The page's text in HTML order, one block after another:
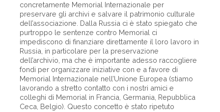
concretamente Memorial Internazionale per
preservare gli archivi e salvare il patrimonio culturale
dell’associazione. Dalla Russia ci è stato spiegato che
purtroppo le sentenze contro Memorial ci
impediscono di finanziare direttamente il loro lavoro in
Russia, in particolare per la preservazione
dell’archivio, ma che è importante adesso raccogliere
fondi per organizzare iniziative con e a favore di
Memorial Internazionale nell’Unione Europea (stiamo
lavorando a stretto contatto con i nostri amici e
colleghi di Memorial in Francia, Germania, Repubblica
Ceca, Belgio). Questo concetto è stato ripetuto